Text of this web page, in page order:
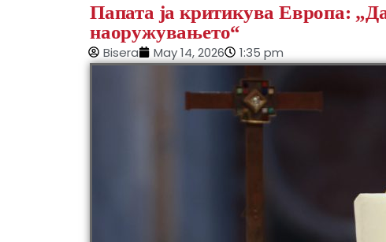
Папата ја критикува Европа:
наоружувањето“
Bisera May 14, 2026 1:35 pm